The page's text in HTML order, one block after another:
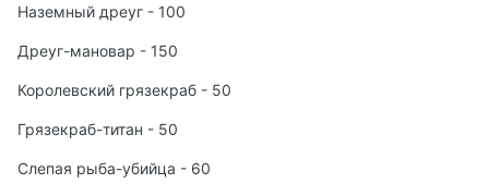
Наземный дреуг - 100
Дреуг-мановар - 150
Королевский грязекраб - 50
Грязекраб-титан - 50
Слепая рыба-убийца - 60